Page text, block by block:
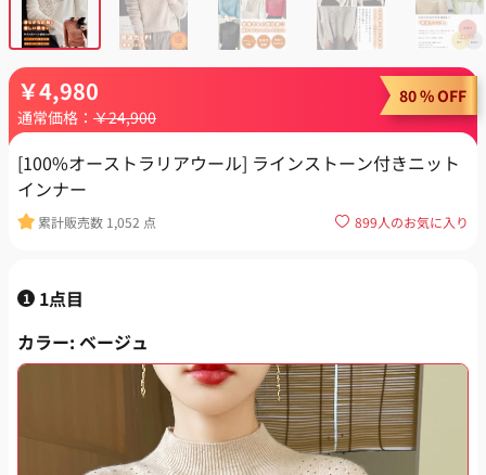
￥4,980
通常価格： ￥24,900
80 % OFF
[100%オーストラリアウール] ラインストーン付きニット
インナー
累計販売数 1,052 点 899人のお気に入り
1 1点目
カラー: ベージュ